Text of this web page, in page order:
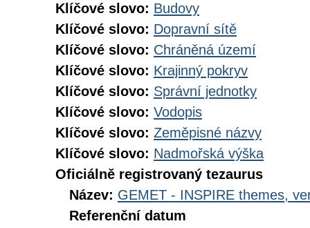
Klíčové slovo: Budovy
Klíčové slovo: Dopravní sítě
Klíčové slovo: Chráněná území
Klíčové slovo: Krajinný pokryv
Klíčové slovo: Správní jednotky
Klíčové slovo: Vodopis
Klíčové slovo: Zeměpisné názvy
Klíčové slovo: Nadmořská výška
Oficiálně registrovaný tezaurus
Název: GEMET - INSPIRE themes,
Referenční datum